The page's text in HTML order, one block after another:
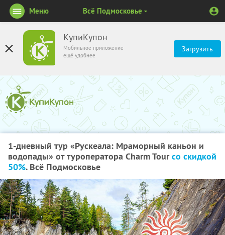
КупиКупон
Мобильное приложение
ещё удобнее
Загрузить
Меню Всё Подмосковье
1-дневный тур «Рускеала: Мраморный каньон и
водопады» от туроператора Charm Tourсо скидкой
50%. Всё Подмосковье